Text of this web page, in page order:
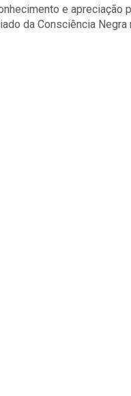
e apreciação
da Consciência Negra